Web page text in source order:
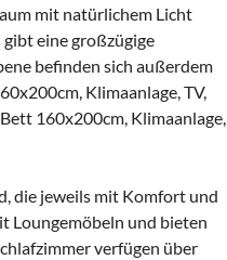
mit natürlichem Licht
eine großzügige
befinden sich außerdem
Klimaanlage, TV,
160x200cm, Klimaanlage,
die jeweils mit Komfort und
Loungemöbeln und bieten
verfügen über